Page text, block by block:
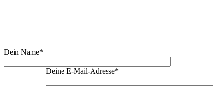
Dein Name*
Deine E-Mail-Adresse*